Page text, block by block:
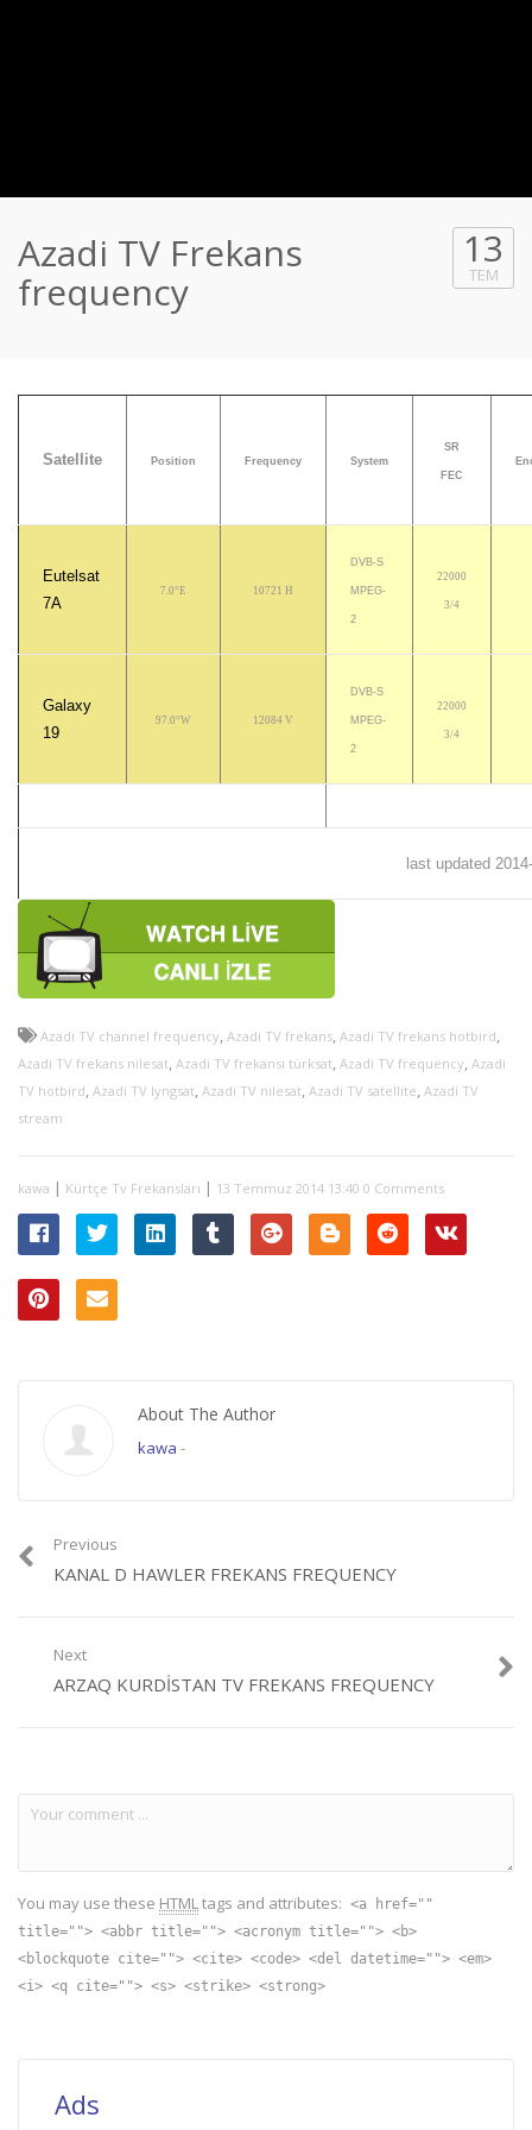
Azadi TV Frekans
frequency
13
TEM
Satellite Position Frequency System
SR
FEC
Eutelsat
7A
7.0°E 10721 H
DVB-S
MPEG-
2
22000
3/4
Galaxy
19
97.0°W 12084 V
DVB-S
MPEG-
2
22000
3/4
last updated
Azadi TV channel frequency, Azadi TV frekans, Azadi TV frekans hotbird,
Azadi TV frekans nilesat, Azadi TV frekansı türksat, Azadi TV frequency, Azadi
TV hotbird, Azadi TV lyngsat, Azadi TV nilesat, Azadi TV satellite, Azadi TV
stream
kawa | Kürtçe Tv Frekansları | 13 Temmuz 2014 13:40 0 Comments
About The Author
kawa -
Previous
KANAL D HAWLER FREKANS FREQUENCY
Next
ARZAQ KURDISTAN TV FREKANS FREQUENCY
You may use these HTMLtags and attributes: <a href=""
title=""> <abbr title=""> <acronym title=""> <b>
<blockquote cite=""> <cite> <code> <del datetime=""> <em>
<i> <q cite=""> <s> <strike> <strong>
Ads